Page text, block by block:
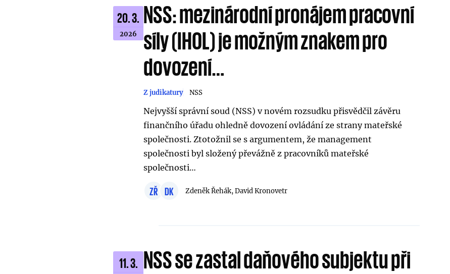
20. 3.
2026
NSS: mezinárodní pronájem pracovní
síly (IHOL) je možným znakem pro
dovození…
Z judikatury NSS
Nejvyšší správní soud (NSS) v novém rozsudku přisvědčil závěru
finančního úřadu ohledně dovození ovládání ze strany mateřské
společnosti. Ztotožnil se s argumentem, že management
společnosti byl složený převážně z pracovníků mateřské
společnosti…
ZŘ DK Zdeněk Řehák,David Kronovetr
11. 3.
NSS se zastal daňového subjektu při